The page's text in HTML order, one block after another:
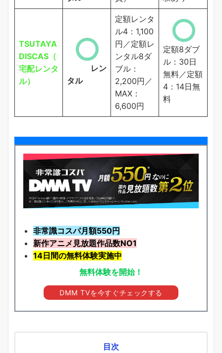
TSUTAYA
DISCAS（
宅配レンタ
ル）
レン
タル
定額レンタ
ル4：1,100
円／定額レ
ンタル8ダ
ブル：
2,200円／
MAX：
6,600円
定額8ダブ
ル：30日
無料／定額
4：14日無
料
非常識コスパ月額550円
新作アニメ見放題作品数NO1
14日間の無料体験実施中
無料体験を開始！
DMM TVを今すぐチェックする
目次